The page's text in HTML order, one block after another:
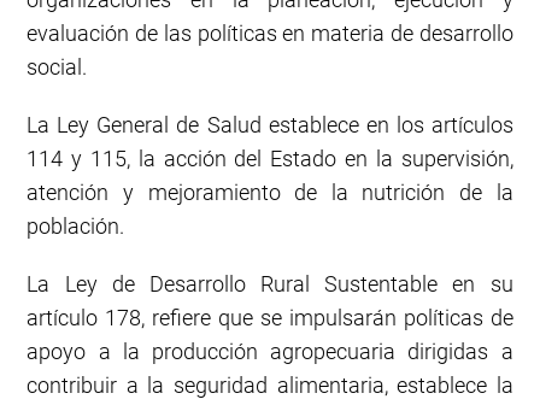
evaluación de las políticas en materia de desarrollo
social.
La Ley General de Salud establece en los artículos
114 y 115, la acción del Estado en la supervisión,
atención y mejoramiento de la nutrición de la
población.
La Ley de Desarrollo Rural Sustentable en su
artículo 178, refiere que se impulsarán políticas de
apoyo a la producción agropecuaria dirigidas a
contribuir a la seguridad alimentaria, establece la